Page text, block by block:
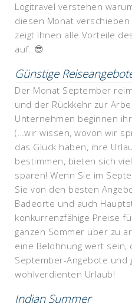
Logitravel verstehen
diesen Monat
zeigt Ihnen alle Vorteile
auf. 😎
Günstige
Der Monat September
und der Rückkehr zur
Unternehmen beginnen
(…wir wissen, wovon wir
das Glück haben, ihre
bestimmen, bieten sich
sparen! Wenn Sie im
Sie von den besten
Badeorte und auch
konkurrenzfähige Preise
ganzen Sommer über zu
eine Belohnung wert sein,
September-Angebote und
wohlverdienten Urlaub!
Indian Summer